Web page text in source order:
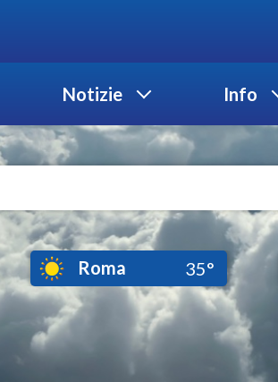
Notizie Info
Roma 35°